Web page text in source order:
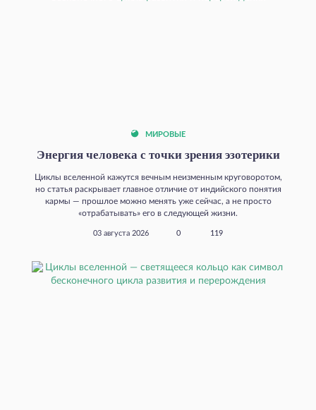
МИРОВЫЕ
Энергия человека с точки зрения эзотерики
Циклы вселенной кажутся вечным неизменным круговоротом,
но статья раскрывает главное отличие от индийского понятия
кармы — прошлое можно менять уже сейчас, а не просто
«отрабатывать» его в следующей жизни.
03 августа 2026 0 119